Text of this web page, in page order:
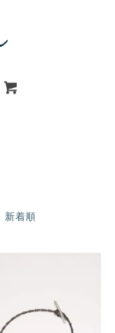
新着順